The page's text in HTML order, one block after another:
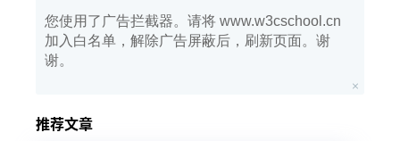
您使用了广告拦截器。请将 www.w3cschool.cn
加入白名单，解除广告屏蔽后，刷新页面。谢
谢。
推荐文章